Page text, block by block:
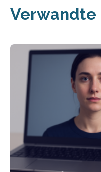
Verwandte